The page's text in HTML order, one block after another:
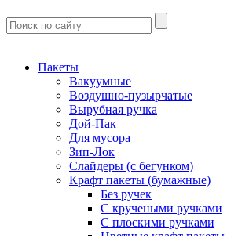
Пакеты
Вакуумные
Воздушно-пузырчатые
Вырубная ручка
Дой-Пак
Для мусора
Зип-Лок
Слайдеры (с бегунком)
Крафт пакеты (бумажные)
Без ручек
С кручеными ручками
С плоскими ручками